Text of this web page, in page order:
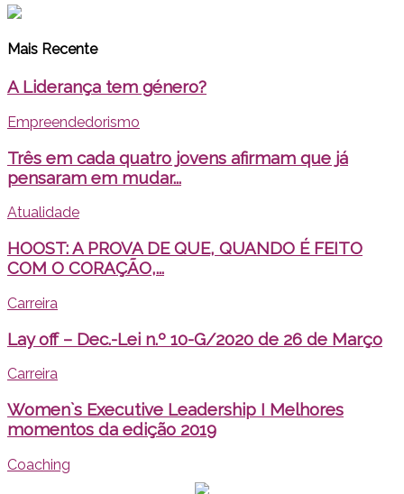
Mais Recente
A Liderança tem género?
Empreendedorismo
Três em cada quatro jovens afirmam que já
pensaram em mudar...
Atualidade
HOOST: A PROVA DE QUE, QUANDO É FEITO
COM O CORAÇÃO,...
Carreira
Lay off – Dec.-Lei n.º 10-G/2020 de 26 de Março
Carreira
Women`s Executive Leadership I Melhores
momentos da edição 2019
Coaching